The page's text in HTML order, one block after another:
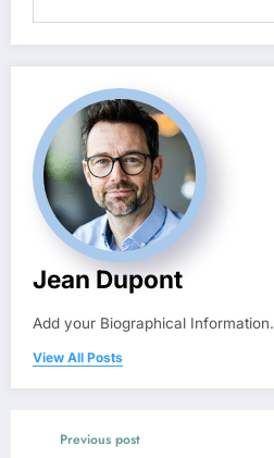
Jean Dupont
Add your Biographical Information.
View All Posts
Previous post